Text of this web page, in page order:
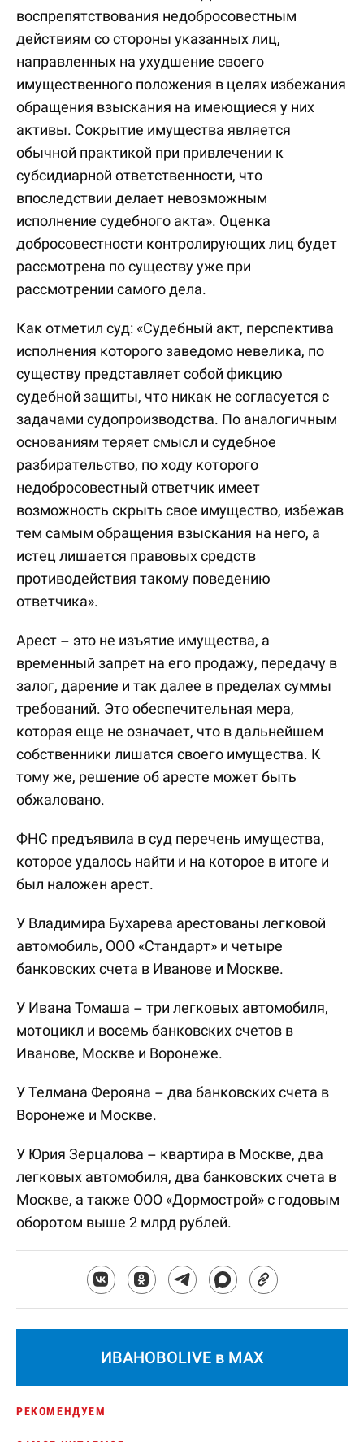
воспрепятствования недобросовестным
действиям со стороны указанных лиц,
направленных на ухудшение своего
имущественного положения в целях избежания
обращения взыскания на имеющиеся у них
активы. Сокрытие имущества является
обычной практикой при привлечении к
субсидиарной ответственности, что
впоследствии делает невозможным
исполнение судебного акта». Оценка
добросовестности контролирующих лиц будет
рассмотрена по существу уже при
рассмотрении самого дела.
Как отметил суд: «Судебный акт, перспектива
исполнения которого заведомо невелика, по
существу представляет собой фикцию
судебной защиты, что никак не согласуется с
задачами судопроизводства. По аналогичным
основаниям теряет смысл и судебное
разбирательство, по ходу которого
недобросовестный ответчик имеет
возможность скрыть свое имущество, избежав
тем самым обращения взыскания на него, а
истец лишается правовых средств
противодействия такому поведению
ответчика».
Арест – это не изъятие имущества, а
временный запрет на его продажу, передачу в
залог, дарение и так далее в пределах суммы
требований. Это обеспечительная мера,
которая еще не означает, что в дальнейшем
собственники лишатся своего имущества. К
тому же, решение об аресте может быть
обжаловано.
ФНС предъявила в суд перечень имущества,
которое удалось найти и на которое в итоге и
был наложен арест.
У Владимира Бухарева арестованы легковой
автомобиль, ООО «Стандарт» и четыре
банковских счета в Иванове и Москве.
У Ивана Томаша – три легковых автомобиля,
мотоцикл и восемь банковских счетов в
Иванове, Москве и Воронеже.
У Телмана Ферояна – два банковских счета в
Воронеже и Москве.
У Юрия Зерцалова – квартира в Москве, два
легковых автомобиля, два банковских счета в
Москве, а также ООО «Дормострой» с годовым
оборотом выше 2 млрд рублей.
ИВАНОВОLIVE в MAX
РЕКОМЕНДУЕМ